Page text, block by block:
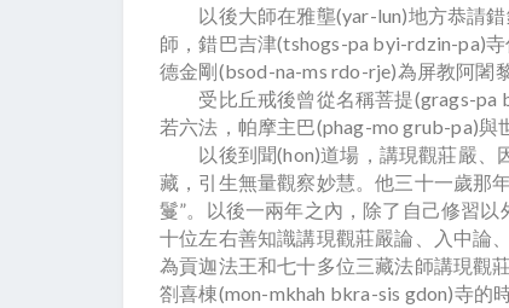
以後大師在雅壟(yar-lun)地方恭請錯
師，錯巴吉津(tshogs-pa byi-rdzin-pa)
德金剛(bsod-na-ms rdo-rje)為屏教阿闍
受比丘戒後曾從名稱菩提(grags-pa
若六法，帕摩主巴(phag-mo grub-pa)與
以後到聞(hon)道場，講現觀莊嚴、
藏，引生無量觀察妙慧。他三十一歲那
鬘”。以後一兩年之內，除了自己修習
十位左右善知識講現觀莊嚴論、入中論
為貢迦法王和七十多位三藏法師講現觀
劄喜棟(mon-mkhah bkra-sis gdon)寺的